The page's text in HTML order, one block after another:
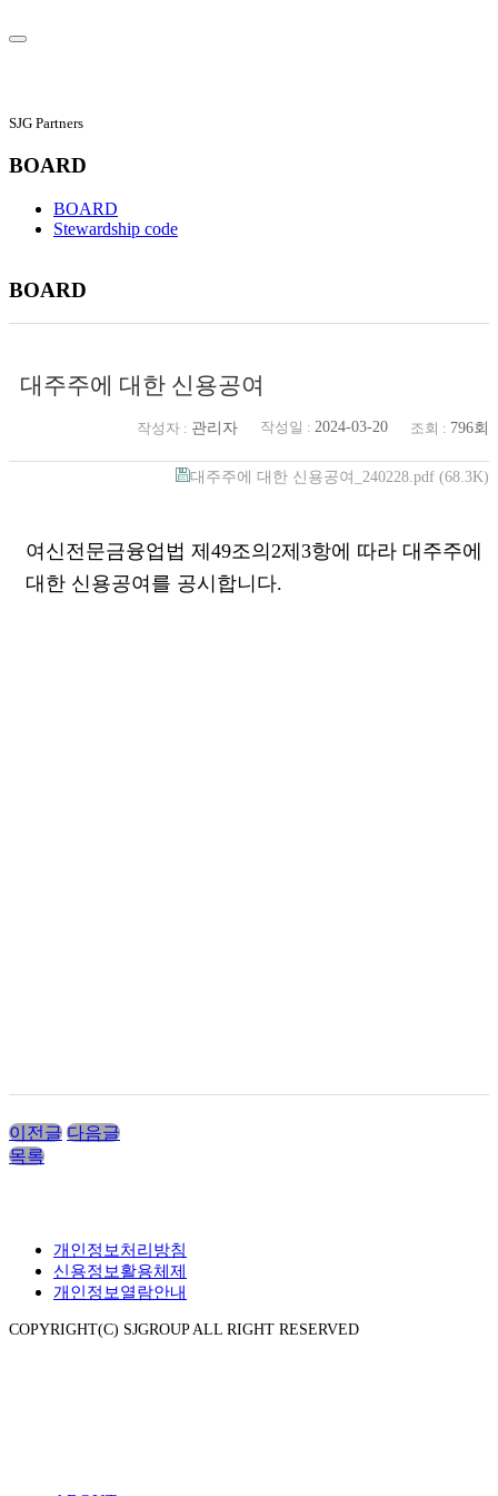
SJG Partners
BOARD
BOARD
Stewardship code
BOARD
대주주에 대한 신용공여
작성자 : 관리자 작성일 : 2024-03-20 조회 : 796회
대주주에 대한 신용공여_240228.pdf (68.3K)
여신전문금융업법 제49조의2제3항에 따라 대주주에
대한 신용공여를 공시합니다.
이전글 다음글
목록
개인정보처리방침
신용정보활용체제
개인정보열람안내
COPYRIGHT(C) SJGROUP ALL RIGHT RESERVED